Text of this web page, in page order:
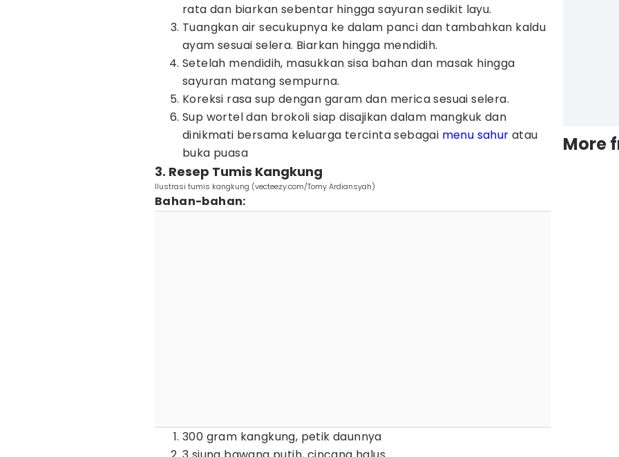
rata dan biarkan sebentar hingga sayuran sedikit layu.
Tuangkan air secukupnya ke dalam panci dan tambahkan kaldu
ayam sesuai selera. Biarkan hingga mendidih.
Setelah mendidih, masukkan sisa bahan dan masak hingga
sayuran matang sempurna.
Koreksi rasa sup dengan garam dan merica sesuai selera.
Sup wortel dan brokoli siap disajikan dalam mangkuk dan
dinikmati bersama keluarga tercinta sebagai menu sahur atau
buka puasa
3. Resep Tumis Kangkung
Ilustrasi tumis kangkung (vecteezy.com/Tomy Ardiansyah)
Bahan-bahan:
300 gram kangkung, petik daunnya
More